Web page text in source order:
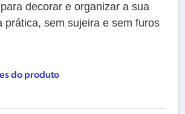
decorar e organizar a sua
prática, sem sujeira e sem furos
do produto